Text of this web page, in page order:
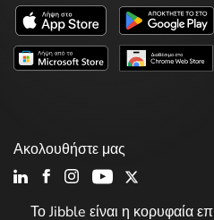
Το Jibble είναι η κορυφαία
Ακολουθήστε μας